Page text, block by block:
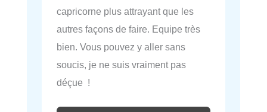
capricorne plus attrayant que les
autres façons de faire. Equipe très
bien. Vous pouvez y aller sans
soucis, je ne suis vraiment pas
déçue !